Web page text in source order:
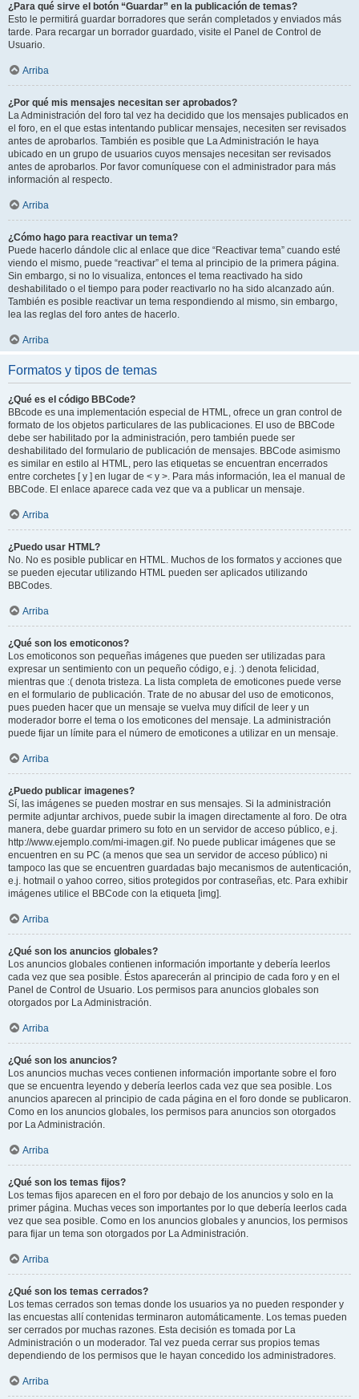
¿Para qué sirve el botón “Guardar” en la publicación de temas?
Esto le permitirá guardar borradores que serán completados y enviados más
tarde. Para recargar un borrador guardado, visite el Panel de Control de
Usuario.
Arriba
¿Por qué mis mensajes necesitan ser aprobados?
La Administración del foro tal vez ha decidido que los mensajes publicados en
el foro, en el que estas intentando publicar mensajes, necesiten ser revisados
antes de aprobarlos. También es posible que La Administración le haya
ubicado en un grupo de usuarios cuyos mensajes necesitan ser revisados
antes de aprobarlos. Por favor comuníquese con el administrador para más
información al respecto.
Arriba
¿Cómo hago para reactivar un tema?
Puede hacerlo dándole clic al enlace que dice “Reactivar tema” cuando esté
viendo el mismo, puede “reactivar” el tema al principio de la primera página.
Sin embargo, si no lo visualiza, entonces el tema reactivado ha sido
deshabilitado o el tiempo para poder reactivarlo no ha sido alcanzado aún.
También es posible reactivar un tema respondiendo al mismo, sin embargo,
lea las reglas del foro antes de hacerlo.
Arriba
Formatos y tipos de temas
¿Qué es el código BBCode?
BBcode es una implementación especial de HTML, ofrece un gran control de
formato de los objetos particulares de las publicaciones. El uso de BBCode
debe ser habilitado por la administración, pero también puede ser
deshabilitado del formulario de publicación de mensajes. BBCode asimismo
es similar en estilo al HTML, pero las etiquetas se encuentran encerrados
entre corchetes [ y ] en lugar de < y >. Para más información, lea el manual de
BBCode. El enlace aparece cada vez que va a publicar un mensaje.
Arriba
¿Puedo usar HTML?
No. No es posible publicar en HTML. Muchos de los formatos y acciones que
se pueden ejecutar utilizando HTML pueden ser aplicados utilizando
BBCodes.
Arriba
¿Qué son los emoticonos?
Los emoticonos son pequeñas imágenes que pueden ser utilizadas para
expresar un sentimiento con un pequeño código, e.j. :) denota felicidad,
mientras que :( denota tristeza. La lista completa de emoticones puede verse
en el formulario de publicación. Trate de no abusar del uso de emoticonos,
pues pueden hacer que un mensaje se vuelva muy difícil de leer y un
moderador borre el tema o los emoticones del mensaje. La administración
puede fijar un límite para el número de emoticones a utilizar en un mensaje.
Arriba
¿Puedo publicar imagenes?
Sí, las imágenes se pueden mostrar en sus mensajes. Si la administración
permite adjuntar archivos, puede subir la imagen directamente al foro. De otra
manera, debe guardar primero su foto en un servidor de acceso público, e.j.
http://www.ejemplo.com/mi-imagen.gif. No puede publicar imágenes que se
encuentren en su PC (a menos que sea un servidor de acceso público) ni
tampoco las que se encuentren guardadas bajo mecanismos de autenticación,
e.j. hotmail o yahoo correo, sitios protegidos por contraseñas, etc. Para exhibir
imágenes utilice el BBCode con la etiqueta [img].
Arriba
¿Qué son los anuncios globales?
Los anuncios globales contienen información importante y debería leerlos
cada vez que sea posible. Éstos aparecerán al principio de cada foro y en el
Panel de Control de Usuario. Los permisos para anuncios globales son
otorgados por La Administración.
Arriba
¿Qué son los anuncios?
Los anuncios muchas veces contienen información importante sobre el foro
que se encuentra leyendo y debería leerlos cada vez que sea posible. Los
anuncios aparecen al principio de cada página en el foro donde se publicaron.
Como en los anuncios globales, los permisos para anuncios son otorgados
por La Administración.
Arriba
¿Qué son los temas fijos?
Los temas fijos aparecen en el foro por debajo de los anuncios y solo en la
primer página. Muchas veces son importantes por lo que debería leerlos cada
vez que sea posible. Como en los anuncios globales y anuncios, los permisos
para fijar un tema son otorgados por La Administración.
Arriba
¿Qué son los temas cerrados?
Los temas cerrados son temas donde los usuarios ya no pueden responder y
las encuestas allí contenidas terminaron automáticamente. Los temas pueden
ser cerrados por muchas razones. Esta decisión es tomada por La
Administración o un moderador. Tal vez pueda cerrar sus propios temas
dependiendo de los permisos que le hayan concedido los administradores.
Arriba